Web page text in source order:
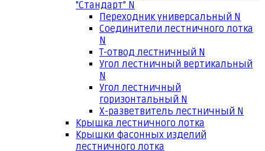
"Стандарт" N
Переходник универсальный N
Соединители лестничного лотка
N
Т-отвод лестничный N
Угол лестничный вертикальный
N
Угол лестничный
горизонтальный N
Х-разветвитель лестничный N
Крышка лестничного лотка
Крышки фасонных изделий
лестничного лотка